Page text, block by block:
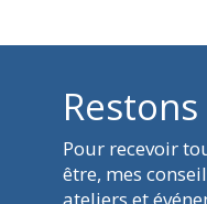
Pour recevoir
être, mes